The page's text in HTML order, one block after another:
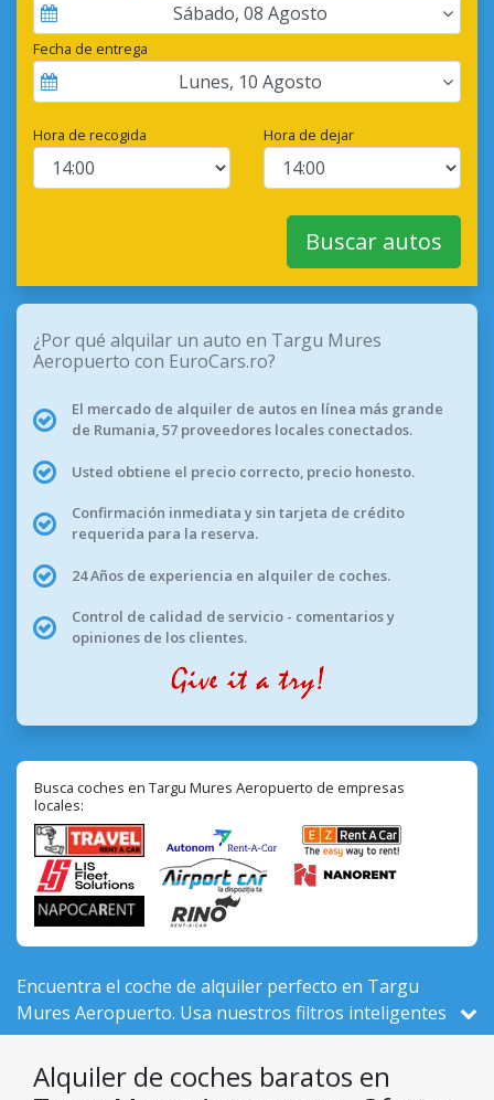
Sábado, 08 Agosto
Fecha de entrega
Lunes, 10 Agosto
Hora de recogida Hora de dejar
Buscar autos
¿Por qué alquilar un auto en Targu Mures
Aeropuerto con EuroCars.ro?
El mercado de alquiler de autos en línea más grande
de Rumania, 57 proveedores locales conectados.
Usted obtiene el precio correcto, precio honesto.
Confirmación inmediata y sin tarjeta de crédito
requerida para la reserva.
24 Años de experiencia en alquiler de coches.
Control de calidad de servicio - comentarios y
opiniones de los clientes.
Busca coches en Targu Mures Aeropuerto de empresas
locales:
Encuentra el coche de alquiler perfecto en Targu
Mures Aeropuerto. Usa nuestros filtros inteligentes
para comparar 85 vehículos activos aquí, de un total
de 526 en Rumanía, de 9 empresas locales.
Alquiler de coches baratos en